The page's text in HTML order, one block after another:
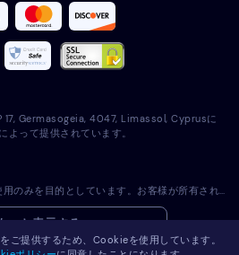
17, Germasogeia, 4047, Limassol, Cyprusに
って提供されています。
Eyezyソフトウェアは合法的な使用のみを目的としています。お客様が所有されていないデバイスにライセンスソフトウェアをインストールすることは、適用される法律およびお住まいの地域の法律に違反します。法律では一般的に、ライセンスソフトウェアをインストールしようとするデバイスの所有者に通知することが義務付けられています。この要件に違反した場合、違反者に厳しい金銭罰および刑事罰が課される可能性があります。ライセンスソフトウェアをインストールし使用する前に、お客様の管轄区域内におけるライセンスソフトウェアの使用の合法性に関して、お客様の法律顧問に相談してください。お客様は、ライセンスソフトウェアを当該デバイスにインストールすることに関して単独で責任を負うものとし、Eyezyが責任を負わないことを認識するものとします。
っと表示する
ご提供するため、Cookieを使用しています。